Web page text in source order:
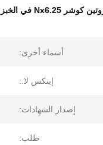
أسماء أخرى:
إينكس لا.:
إصدار الشهادات:
طلب: